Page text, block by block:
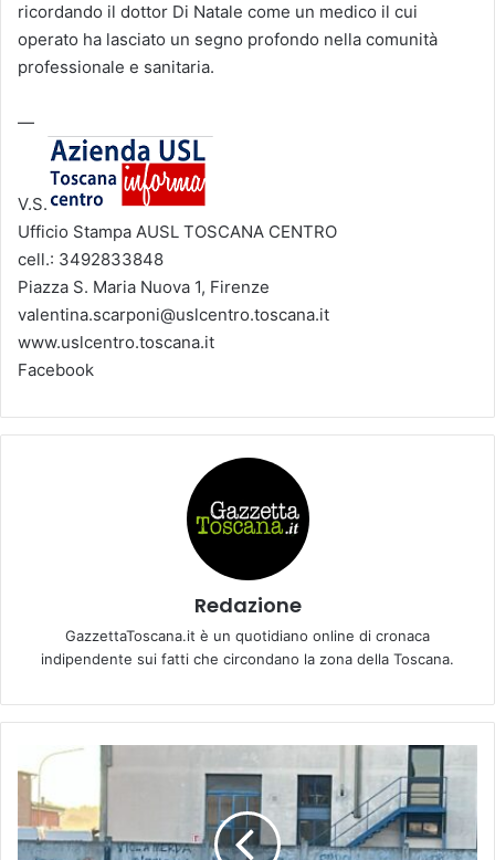
ricordando il dottor Di Natale come un medico il cui
operato ha lasciato un segno profondo nella comunità
professionale e sanitaria.
—
V.S.
Ufficio Stampa AUSL TOSCANA CENTRO
cell.: 3492833848
Piazza S. Maria Nuova 1, Firenze
valentina.scarponi@uslcentro.toscana.it
www.uslcentro.toscana.it
Facebook
Redazione
GazzettaToscana.it è un quotidiano online di cronaca
indipendente sui fatti che circondano la zona della Toscana.
M
O
L